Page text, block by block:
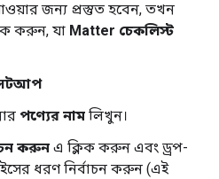
জন্য প্রস্তুত হবেন, তখন
করুন, যা Matter চেকলিস্ট
পণ্যের নাম লিখুন।
করুন এ ক্লিক করুন এবং ড্রপ-
ধরণ নির্বাচন করুন (এই